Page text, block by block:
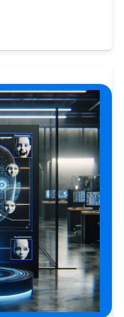
a Încetinit Rotația
mai bune seriale
blocat?Afla cum îl
vu? Află de ce se